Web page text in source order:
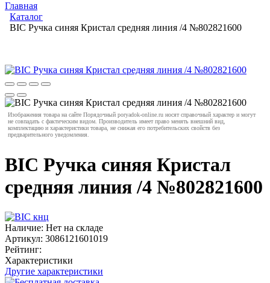
Главная
Каталог
BIC Ручка синяя Кристал средняя линия /4 №802821600
Изображения товара на сайте Порядочный poryadok-online.ru носят справочный характер и могут
не совпадать с фактическим видом. Производитель имеет право менять внешний вид,
комплектацию и характеристики товара, не снижая его потребительских свойств без
предварительного уведомления.
BIC Ручка синяя Кристал
средняя линия /4 №802821600
Наличие: Нет на складе
Артикул: 3086121601019
Рейтинг:
Характеристики
Другие характеристики